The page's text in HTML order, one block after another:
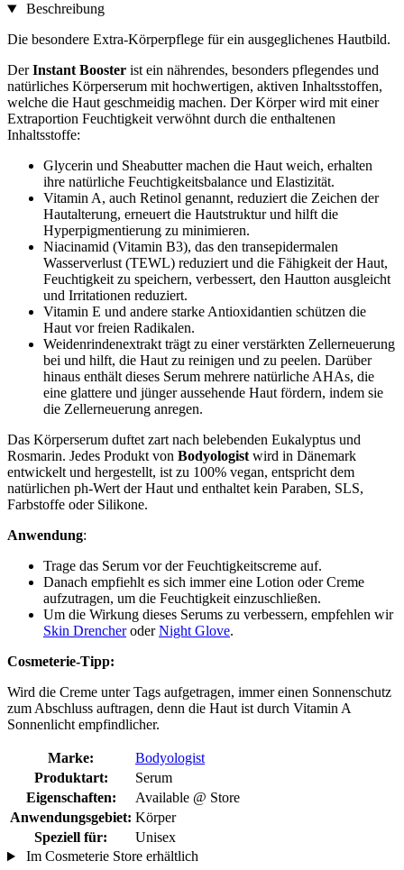
Beschreibung
Die besondere Extra-Körperpflege für ein ausgeglichenes Hautbild.
DerInstant Booster ist ein nährendes, besonders pflegendes und
natürliches Körperserum mit hochwertigen, aktiven Inhaltsstoffen,
welche die Haut geschmeidig machen. Der Körper wird mit einer
Extraportion Feuchtigkeit verwöhnt durch die enthaltenen
Inhaltsstoffe:
Glycerin und Sheabutter machen die Haut weich, erhalten
ihre natürliche Feuchtigkeitsbalance und Elastizität.
Vitamin A, auch Retinol genannt, reduziert die Zeichen der
Hautalterung, erneuert die Hautstruktur und hilft die
Hyperpigmentierung zu minimieren.
Niacinamid (Vitamin B3), das den transepidermalen
Wasserverlust (TEWL) reduziert und die Fähigkeit der Haut,
Feuchtigkeit zu speichern, verbessert, den Hautton ausgleicht
und Irritationen reduziert.
Vitamin E und andere starke Antioxidantien schützen die
Haut vor freien Radikalen.
Weidenrindenextrakt trägt zu einer verstärkten Zellerneuerung
bei und hilft, die Haut zu reinigen und zu peelen. Darüber
hinaus enthält dieses Serum mehrere natürliche AHAs, die
eine glattere und jünger aussehende Haut fördern, indem sie
die Zellerneuerung anregen.
Das Körperserum duftet zart nach belebenden Eukalyptus und
Rosmarin. Jedes Produkt von Bodyologist wird in Dänemark
entwickelt und hergestellt, ist zu 100% vegan, entspricht dem
natürlichen ph-Wert der Haut und enthaltet kein Paraben, SLS,
Farbstoffe oder Silikone.
Anwendung:
Trage das Serum vor der Feuchtigkeitscreme auf.
Danach empfiehlt es sich immer eine Lotion oder Creme
aufzutragen, um die Feuchtigkeit einzuschließen.
Um die Wirkung dieses Serums zu verbessern, empfehlen wir
Skin DrencheroderNight Glove.
Cosmeterie-Tipp:
Wird die Creme unter Tags aufgetragen, immer einen Sonnenschutz
zum Abschluss auftragen, denn die Haut ist durch Vitamin A
Sonnenlicht empfindlicher.
Marke:
Bodyologist
Produktart:
Serum
Eigenschaften:
Available @ Store
Anwendungsgebiet: Körper
Speziell für:
Unisex
Im Cosmeterie Store erhältlich